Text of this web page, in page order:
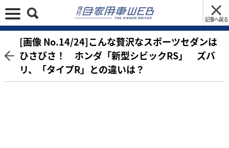
記事へ戻る
[画像 No.14/24]こんな贅沢なスポーツセダンは
ひさびさ！ ホンダ「新型シビックRS」 ズバ
リ、「タイプR」との違いは？